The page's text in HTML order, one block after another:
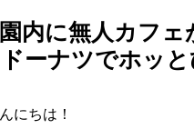
内に無人カフ
ーナツでホッ
にちは！